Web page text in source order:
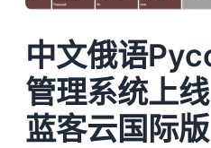
中文俄语
管理系统上
蓝客云国际版